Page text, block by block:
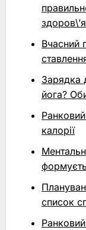
здоров\’я
Вчасний
Зарядка
йога?
калорії
список